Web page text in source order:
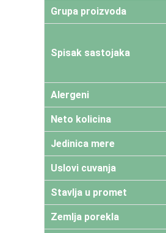
Grupa proizvoda
Spisak sastojaka
Alergeni
Neto kolicina
Jedinica mere
Uslovi cuvanja
Stavlja u promet
Zemlja porekla